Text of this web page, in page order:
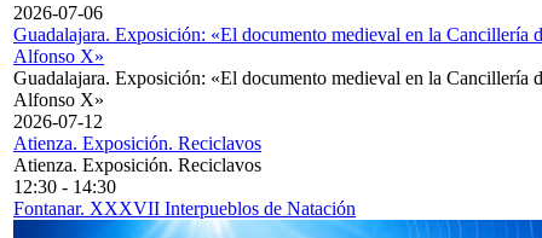
2026-07-06
Guadalajara. Exposición: «El documento medieval en la Cancillería
Alfonso X»
Guadalajara. Exposición: «El documento medieval en la Cancillería
Alfonso X»
2026-07-12
Atienza. Exposición. Reciclavos
Atienza. Exposición. Reciclavos
12:30 - 14:30
Fontanar. XXXVII Interpueblos de Natación